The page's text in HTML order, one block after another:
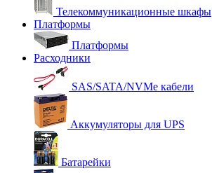
Телекоммуникационные шкафы
Платформы
Платформы
Расходники
SAS/SATA/NVMe кабели
Аккумуляторы для UPS
Батарейки